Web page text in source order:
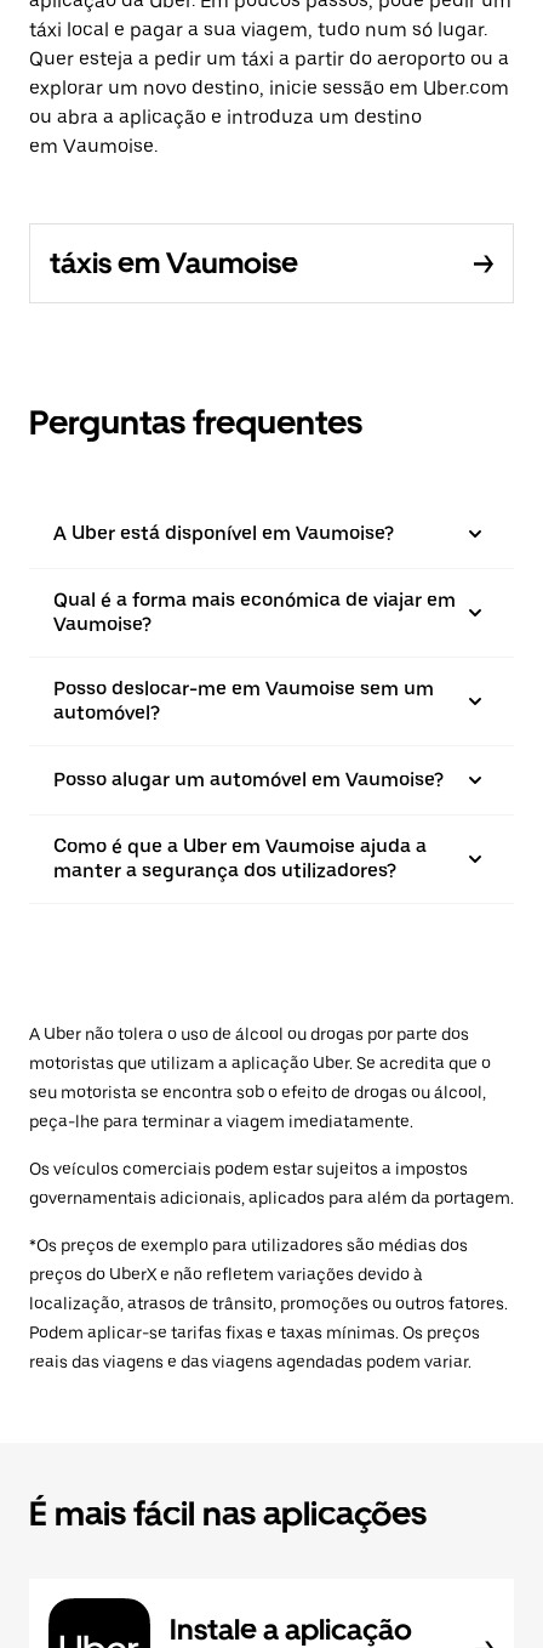
táxi local e pagar a sua viagem, tudo num só lugar.
Quer esteja a pedir um táxi a partir do aeroporto ou a
explorar um novo destino, inicie sessão em Uber.com
ou abra a aplicação e introduza um destino
em Vaumoise.
táxis em Vaumoise
Perguntas frequentes
A Uber está disponível em Vaumoise?
Qual é a forma mais económica de viajar em
Vaumoise?
Posso deslocar-me em Vaumoise sem um
automóvel?
Posso alugar um automóvel em Vaumoise?
Como é que a Uber em Vaumoise ajuda a
manter a segurança dos utilizadores?
A Uber não tolera o uso de álcool ou drogas por parte dos
motoristas que utilizam a aplicação Uber. Se acredita que o
seu motorista se encontra sob o efeito de drogas ou álcool,
peça-lhe para terminar a viagem imediatamente.
Os veículos comerciais podem estar sujeitos a impostos
governamentais adicionais, aplicados para além da portagem.
*Os preços de exemplo para utilizadores são médias dos
preços do UberX e não refletem variações devido à
localização, atrasos de trânsito, promoções ou outros fatores.
Podem aplicar-se tarifas fixas e taxas mínimas. Os preços
reais das viagens e das viagens agendadas podem variar.
É mais fácil nas aplicações
Instale a aplicação